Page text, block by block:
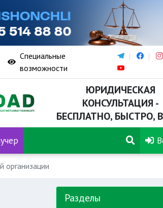
Специальные
возможности
ЮРИДИЧЕСКАЯ
КОНСУЛЬТАЦИЯ -
БЕСПЛАТНО, БЫСТРО,
организации
Разделы